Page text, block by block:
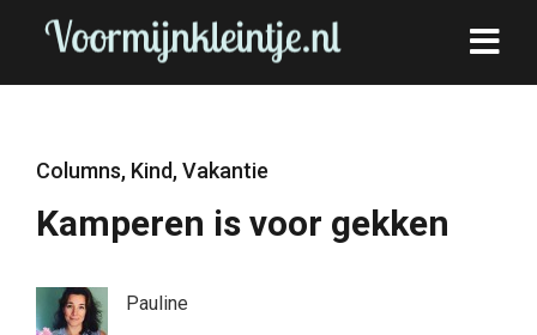
Columns, Kind,Vakantie
Kamperen is voor gekken
Pauline